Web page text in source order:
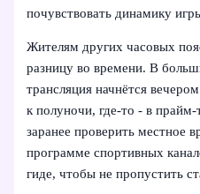
почувствовать динамику
Жителям других часовых
разницу во времени. В
трансляция начнётся
к полуночи, где-то - в
заранее проверить местное
программе спортивных
гиде, чтобы не пропустить